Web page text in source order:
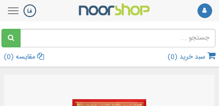
سبد خرید (0
) مقایسه (0
)